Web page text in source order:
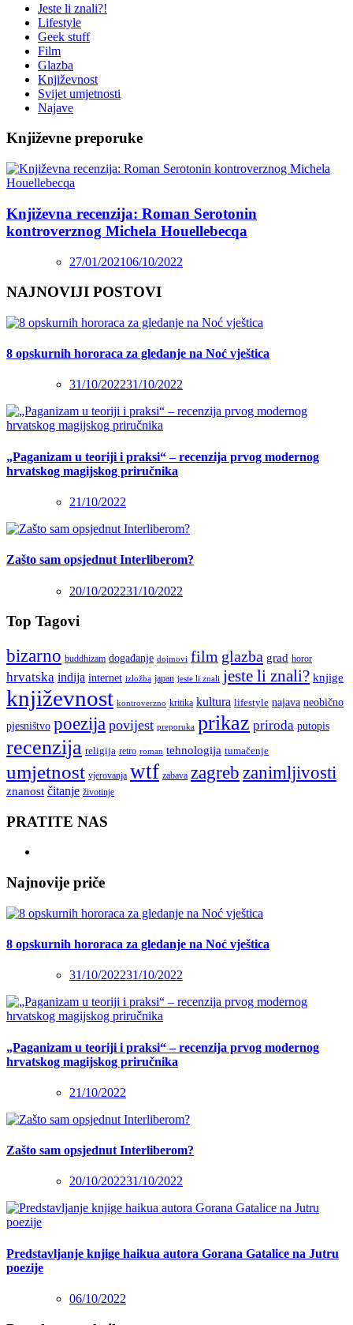
Jeste li znali?!
Lifestyle
Geek stuff
Film
Glazba
Književnost
Svijet umjetnosti
Najave
Književne preporuke
Književna recenzija: Roman Serotonin
kontroverznog Michela Houellebecqa
27/01/202106/10/2022
NAJNOVIJI POSTOVI
8 opskurnih hororaca za gledanje na Noć vještica
31/10/202231/10/2022
„Paganizam u teoriji i praksi“ – recenzija prvog modernog
hrvatskog magijskog priručnika
21/10/2022
Zašto sam opsjednut Interliberom?
20/10/202231/10/2022
Top Tagovi
bizarno buddhizam događanje dojmovi film glazba grad horor
hrvatska indija internet izložba japan jeste li znali jeste li znali? knjige
književnost kontroverzno kritika kultura lifestyle najava neobično
pjesništvo poezija povijest preporuka prikaz priroda putopis
recenzija religija retro roman tehnologija tumačenje
umjetnost vjerovanja wtf zabava zagreb zanimljivosti
znanost čitanje životinje
PRATITE NAS
Najnovije priče
8 opskurnih hororaca za gledanje na Noć vještica
31/10/202231/10/2022
„Paganizam u teoriji i praksi“ – recenzija prvog modernog
hrvatskog magijskog priručnika
21/10/2022
Zašto sam opsjednut Interliberom?
20/10/202231/10/2022
Predstavljanje knjige haikua autora Gorana Gatalice na Jutru
poezije
06/10/2022